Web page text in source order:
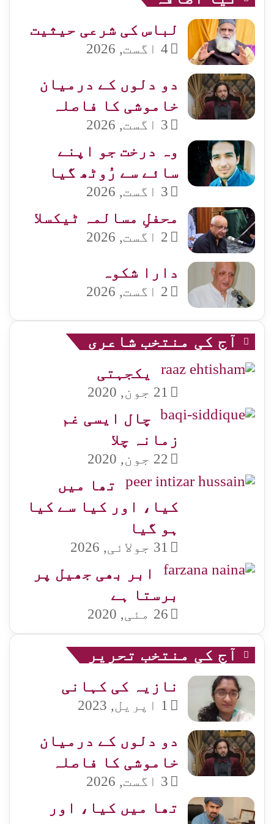
لباس کی شرعی حیثیت
4 اگست, 2026
دو دلوں کے درمیان
خاموشی کا فاصلہ
3 اگست, 2026
وہ درخت جو اپنے
سائے سے رُوٹھ گیا
3 اگست, 2026
محفلِ مسالمہ ٹیکسلا
2 اگست, 2026
دارا شکوہ
2 اگست, 2026
آج کی منتخب شاعری
یکجہتی
21 جون, 2020
چال ایسی غم
زمانہ چلا
22 جون, 2020
تھا میں
کیا، اور کیا سے کیا
ہو گیا
31 جولائی, 2026
ابر بھی جھیل پر
برستا ہے
26 مئی, 2020
آج کی منتخب تحریر
نازیہ کی کہانی
1 اپریل, 2023
دو دلوں کے درمیان
خاموشی کا فاصلہ
3 اگست, 2026
تھا میں کیا، اور